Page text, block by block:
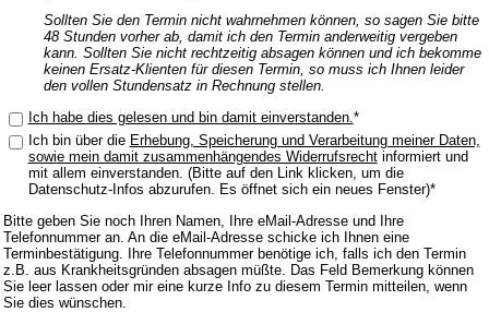
Sollten Sie den Termin nicht wahrnehmen können, so sagen Sie bitte
48 Stunden vorher ab, damit ich den Termin anderweitig vergeben
kann. Sollten Sie nicht rechtzeitig absagen können und ich bekomme
keinen Ersatz-Klienten für diesen Termin, so muss ich Ihnen leider
den vollen Stundensatz in Rechnung stellen.
Ich habe dies gelesen und bin damit einverstanden. *
Ich bin über die Erhebung, Speicherung und Verarbeitung meiner Daten,
sowie mein damit zusammenhängendes Widerrufsrechtinformiert und
mit allem einverstanden. (Bitte auf den Link klicken, um die
Datenschutz-Infos abzurufen. Es öffnet sich ein neues Fenster)*
Bitte geben Sie noch Ihren Namen, Ihre eMail-Adresse und Ihre
Telefonnummer an. An die eMail-Adresse schicke ich Ihnen eine
Terminbestätigung. Ihre Telefonnummer benötige ich, falls ich den Termin
z.B. aus Krankheitsgründen absagen müßte. Das Feld Bemerkung können
Sie leer lassen oder mir eine kurze Info zu diesem Termin mitteilen, wenn
Sie dies wünschen.